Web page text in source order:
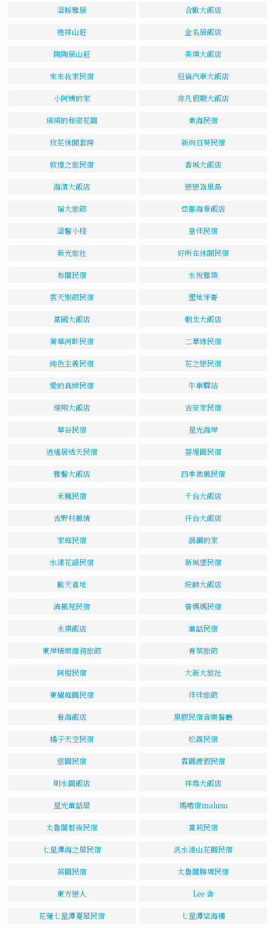
溫暖雅居 合歡大飯店
逸祥山莊 金名居飯店
陶陶居山莊 美琪大飯店
來來我家民宿 冠倫汽車大飯店
小阿姨的家 非凡假期大飯店
瑛瑛的秘密花園 東海民宿
玫花休閒套房 新向日葵民宿
敦煌之旅民宿 香城大飯店
海濱大飯店 戀戀峇里島
福大旅館 亞都海景飯店
溫馨小棧 皇佳民宿
新光旅社 好所在休閒民宿
布閣民宿 水悅雅築
雲天別館民宿 聖地牙哥
富國大飯店 朝北大飯店
菁華河畔民宿 二草緣民宿
純色主義民宿 花之戀民宿
愛的真締民宿 牛車驛站
瑞翔大飯店 吉安家民宿
華谷民宿 星光海岸
逍遙居透天民宿 菩堤園民宿
雅馨大飯店 四季微風民宿
禾楓民宿 千台大飯店
吉野村風情 仟台大飯店
家庭民宿 洄瀾的家
水漾花語民宿 新城堡民宿
歡天喜地 統帥大飯店
清風苑民宿 曾媽媽民宿
永祺飯店 童話民宿
東岸精緻商務旅館 青葉旅館
阿柑民宿 大新大旅社
東耀庭園民宿 佳佳旅館
看海飯店 黑膠民宿音樂餐廳
橘子天空民宿 松露民宿
慈園民宿 霖園渡假民宿
明水園飯店 祥鼎大飯店
星光童話屋 瑪嚕宿malusu
太魯閣藝術民宿 富莉民宿
七星潭海之屋民宿 汎水淩山花園民宿
英園民宿 太魯閣勝境民宿
東方戀人 Lee 舍
花蓮七星潭夏屋民宿 七星潭望海樓